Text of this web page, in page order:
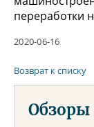
переработки
2020-06-16
Возврат к списку
Обзоры